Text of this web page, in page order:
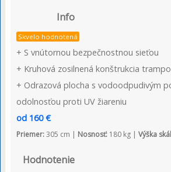
Info
Skvelo hodnotená
+ S vnútornou bezpečnostnou sieťou
+ Kruhová zosilnená konštrukcia
+ Odrazová plocha s vodoodpudivým
odolnosťou proti UV žiareniu
od 160 €
Priemer:305 cm | Nosnosť:180 kg | Výška
Hodnotenie